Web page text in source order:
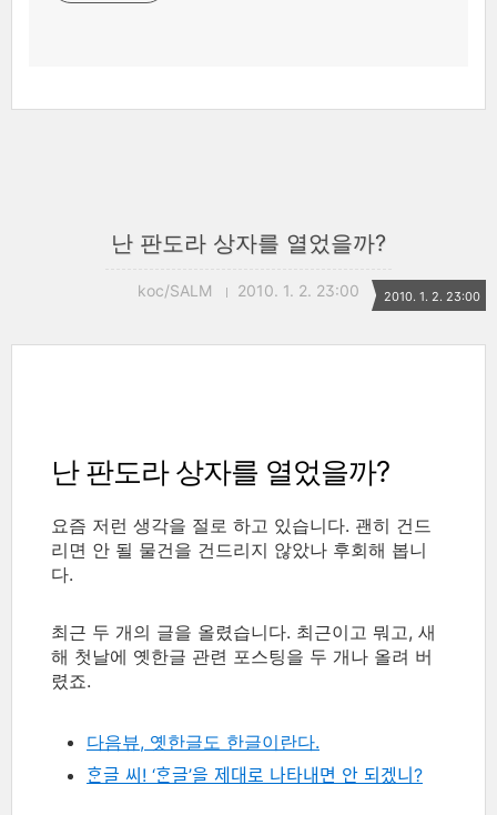
난 판도라 상자를 열었을까?
koc/SALM 2010. 1. 2. 23:00 2010. 1. 2. 23:00
난 판도라 상자를 열었을까?
요즘 저런 생각을 절로 하고 있습니다. 괜히 건드
리면 안 될 물건을 건드리지 않았나 후회해 봅니
다.
최근 두 개의 글을 올렸습니다. 최근이고 뭐고, 새
해 첫날에 옛한글 관련 포스팅을 두 개나 올려 버
렸죠.
다음뷰, 옛한글도 한글이란다.
ᄒᆞᆫ글 씨! ‘ᄒᆞᆫ글’을 제대로 나타내면 안 되겠니?